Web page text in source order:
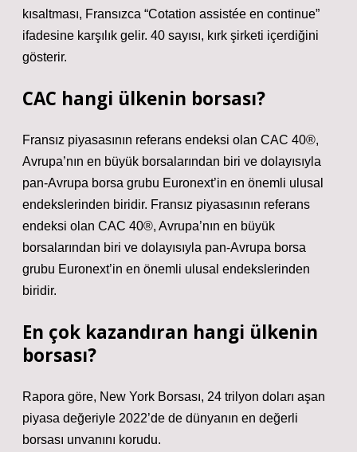
kısaltması, Fransızca “Cotation assistée en continue”
ifadesine karşılık gelir. 40 sayısı, kırk şirketi içerdiğini
gösterir.
CAC hangi ülkenin borsası?
Fransız piyasasının referans endeksi olan CAC 40®,
Avrupa’nın en büyük borsalarından biri ve dolayısıyla
pan-Avrupa borsa grubu Euronext’in en önemli ulusal
endekslerinden biridir. Fransız piyasasının referans
endeksi olan CAC 40®, Avrupa’nın en büyük
borsalarından biri ve dolayısıyla pan-Avrupa borsa
grubu Euronext’in en önemli ulusal endekslerinden
biridir.
En çok kazandıran hangi ülkenin
borsası?
Rapora göre, New York Borsası, 24 trilyon doları aşan
piyasa değeriyle 2022’de de dünyanın en değerli
borsası unvanını korudu.